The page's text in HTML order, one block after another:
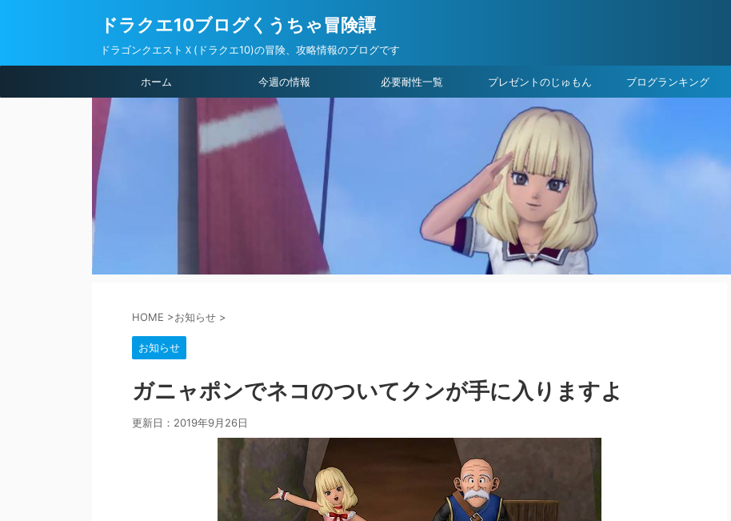
ドラクエ10ブログくうちゃ冒険譚
ドラゴンクエストＸ(ドラクエ10)の冒険、攻略情報のブログです
ホーム 今週の情報 必要耐性一覧 プレゼントのじゅもん ブログランキング
HOME >お知らせ >
お知らせ
ガニャポンでネコのついてクンが手に入りますよ
更新日： 2019年9月26日